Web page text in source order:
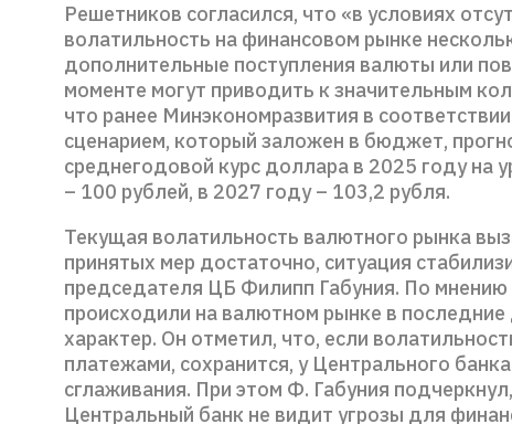
Решетников согласился, что «в условиях
волатильность на финансовом рынке
дополнительные поступления валюты или
моменте могут приводить к значительным
что ранее Минэкономразвития в
сценарием, который заложен в бюджет,
среднегодовой курс доллара в 2025 году на
– 100 рублей, в 2027 году – 103,2 рубля.
Текущая волатильность валютного рынка
принятых мер достаточно, ситуация
председателя ЦБ Филипп Габуния. По
происходили на валютном рынке в
характер. Он отметил, что, если
платежами, сохранится, у Центрального
сглаживания. При этом Ф. Габуния
Центральный банк не видит угрозы для